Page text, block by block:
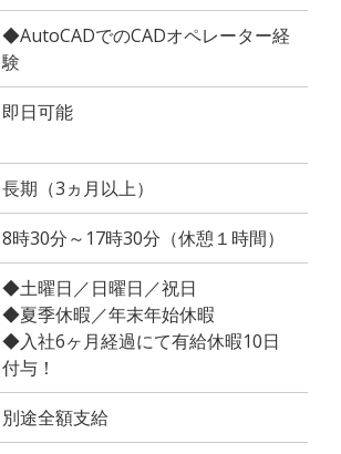
◆AutoCADでのCADオペレーター経
験
即日可能
長期（3ヵ月以上）
8時30分～17時30分（休憩１時間）
◆土曜日／日曜日／祝日
◆夏季休暇／年末年始休暇
◆入社6ヶ月経過にて有給休暇10日
付与！
別途全額支給